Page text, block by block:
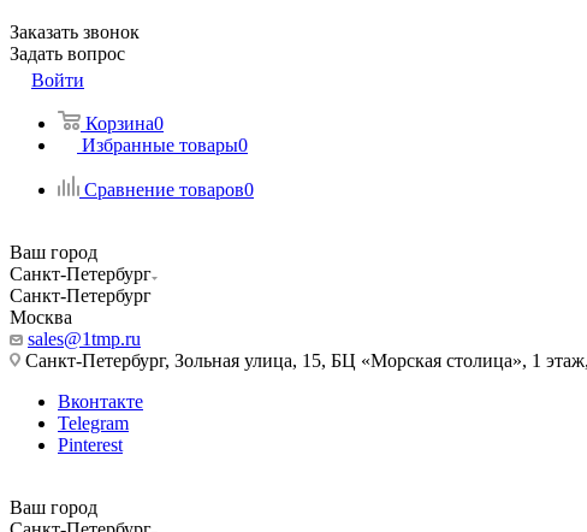
Заказать звонок
Задать вопрос
Войти
Корзина0
Избранные товары0
Сравнение товаров0
Ваш город
Санкт-Петербург
Санкт-Петербург
Москва
sales@1tmp.ru
Санкт-Петербург, Зольная улица, 15, БЦ «Морская столица», 1
Вконтакте
Telegram
Pinterest
Ваш город